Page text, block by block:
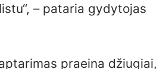
– pataria gydytojas
praeina džiugiai,